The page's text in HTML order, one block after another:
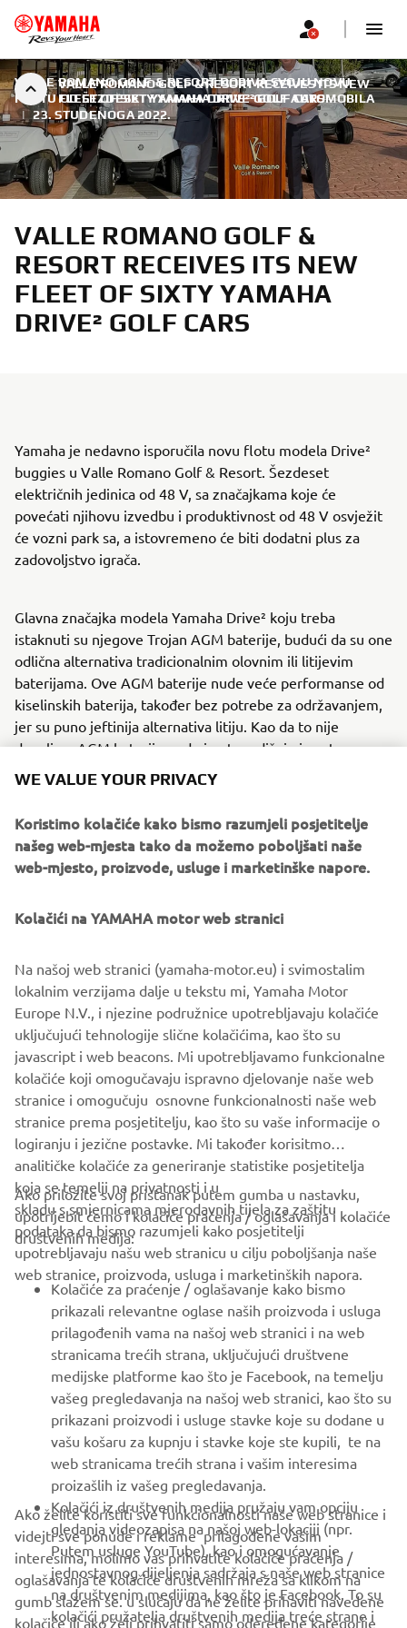
VALLE ROMANO GOLF & RESORT RECEIVES ITS NEW
FLEET OF SIXTY YAMAHA DRIVE² GOLF CARS
VALLE ROMANO GOLF & RESORT DOBIVA SVOJU NOVU
FLOTU OD ŠEZDESET YAMAHA DRIVE² GOLF AUTOMOBILA
| 23. STUDENOGA 2022.
VALLE ROMANO GOLF &
RESORT RECEIVES ITS NEW
FLEET OF SIXTY YAMAHA
DRIVE² GOLF CARS
Yamaha je nedavno isporučila novu flotu modela Drive²
buggies u Valle Romano Golf & Resort. Šezdeset
električnih jedinica od 48 V, sa značajkama koje će
povećati njihovu izvedbu i produktivnost od 48 V osvježit
će vozni park sa, a istovremeno će biti dodatni plus za
zadovoljstvo igrača.
Glavna značajka modela Yamaha Drive² koju treba
istaknuti su njegove Trojan AGM baterije, budući da su one
odlična alternativa tradicionalnim olovnim ili litijevim
baterijama. Ove AGM baterije nude veće performanse od
kiselinskih baterija, također bez potrebe za održavanjem,
jer su puno jeftinija alternativa litiju. Kao da to nije
dovoljno, AGM baterije nude i petogodišnje jamstvo.
With Yamaha’s YOU Pro Renting, business customers find
all their needs, including service and full risk insurance,
covered in a single installment. This allows course owners
while reducing the accounting and tax burden.
Kako biste saznali više o Yamahinoj impresivnoj Golf floti
za tvrtke, pogledajte našu web stranicu.
POGLEDAJTE ASORTIMAN
CORPORATE
FOR BUSINESS
MORE YAMAHA
SUPPORT
BILTEN
Budite prvi koji će saznati o najnovijim ponudama, posebnim
događajima, novim izdanjima i još mnogo toga
PRETPLATITE SE
WE VALUE YOUR PRIVACY
Koristimo kolačiće kako bismo razumjeli posjetitelje
našeg web-mjesta tako da možemo poboljšati naše
web-mjesto, proizvode, usluge i marketinške napore.
Kolačići na YAMAHA motor web stranici
Na našoj web stranici (yamaha-motor.eu) i svimostalim
lokalnim verzijama dalje u tekstu mi, Yamaha Motor
Europe N.V., i njezine podružnice upotrebljavaju kolačiće
uključujući tehnologije slične kolačićima, kao što su
javascript i web beacons. Mi upotrebljavamo funkcionalne
kolačiće koji omogučavaju ispravno djelovanje naše web
stranice i omogučuju osnovne funkcionalnosti naše web
stranice prema posjetitelju, kao što su vaše informacije o
logiranju i jezične postavke. Mi također korisitmo
analitičke kolačiće za generiranje statistike posjetitelja
koja se temelji na privatnosti i u
skladu s smjernicama mjerodavnih tijela za zaštitu
podataka da bismo razumjeli kako posjetitelji
upotrebljavaju našu web stranicu u cilju poboljšanja naše
web stranice, proizvoda, usluga i marketinških napora.
Ako priložite svoj pristanak putem gumba u nastavku,
upotrijebit ćemo i kolačiće praćenja / oglašavanja i kolačiće
društvenih medija:
Kolačiće za praćenje / oglašavanje kako bismo
prikazali relevantne oglase naših proizvoda i usluga
prilagođenih vama na našoj web stranici i na web
stranicama trećih strana, uključujući društvene
medijske platforme kao što je Facebook, na temelju
vašeg pregledavanja na našoj web stranici, kao što su
prikazani proizvodi i usluge stavke koje su dodane u
vašu košaru za kupnju i stavke koje ste kupili, te na
web stranicama trećih strana i vašim interesima
proizašlih iz vašeg pregledavanja.
Kolačići iz društvenih medija pružaju vam opciju
gledanja videozapisa na našoj web-lokaciji (npr.
Putem usluge YouTube), kao i omogućavanje
jednostavnog dijeljenja sadržaja s naše web stranice
na društvenim medijima, kao što je Facebook. To su
kolačići pružatelja društvenih medija treće strane i
Ako želite koristiti sve funkcionalnosti naše web stranice i
videjti sve ponude i reklame prilagođene vašim
interesima, molimo vas prihvatite kolačiće praćenja /
oglašavanja te kolačiće društvenih mreža sa klikom na
gumb slažem se. u slučaju da ne želite prihaviti navedene
kolačiće ili ako želi prihvatiti samo odeređene kategorije